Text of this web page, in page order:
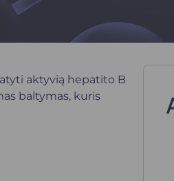
aktyvią hepatito B
baltymas, kuris